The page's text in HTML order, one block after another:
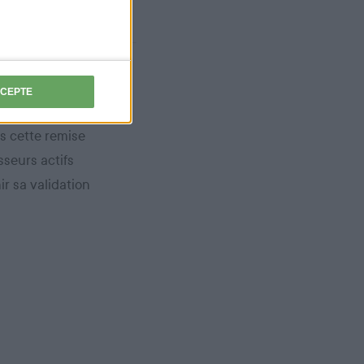
de validation.
cette remise
actifs
sa validation